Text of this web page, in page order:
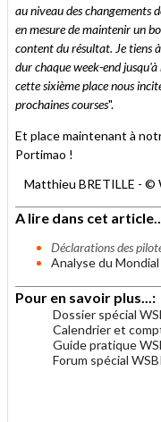
au niveau des changements
en mesure de maintenir un
content du résultat. Je tiens
dur chaque week-end
cette sixième place nous
prochaines courses".
Et place maintenant à
Portimao !
Matthieu BRETILLE - ©
A lire dans cet
Déclarations des
Analyse du
Pour en savoir plus...:
Dossier spécial
Calendrier et
Guide pratique
Forum spécial